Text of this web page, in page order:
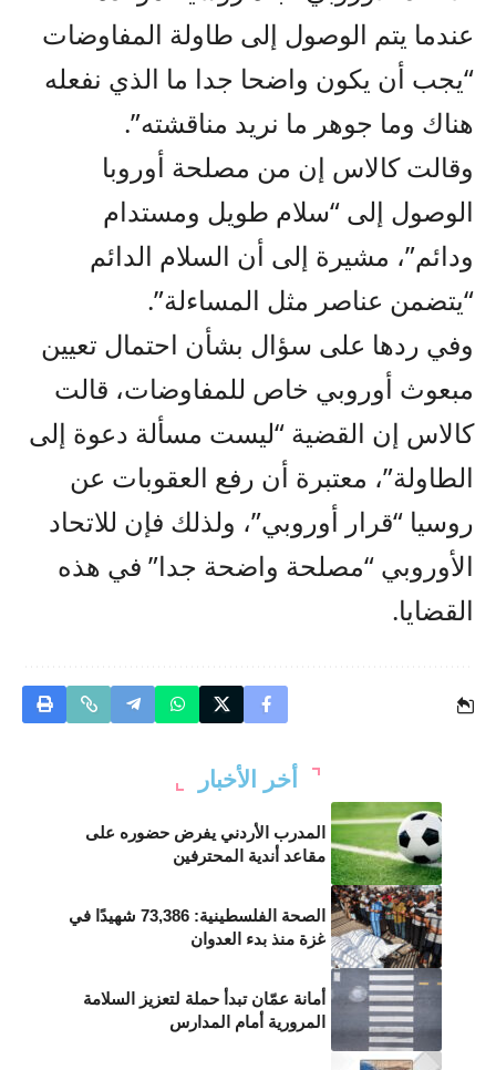
عندما يتم الوصول إلى طاولة المفاوضات
“يجب أن يكون واضحا جدا ما الذي نفعله
هناك وما جوهر ما نريد مناقشته”.
وقالت كالاس إن من مصلحة أوروبا
الوصول إلى “سلام طويل ومستدام
ودائم”، مشيرة إلى أن السلام الدائم
“يتضمن عناصر مثل المساءلة”.
وفي ردها على سؤال بشأن احتمال تعيين
مبعوث أوروبي خاص للمفاوضات، قالت
كالاس إن القضية “ليست مسألة دعوة إلى
الطاولة”، معتبرة أن رفع العقوبات عن
روسيا “قرار أوروبي”، ولذلك فإن للاتحاد
الأوروبي “مصلحة واضحة جدا” في هذه
القضايا.
أخر الأخبار
المدرب الأردني يفرض حضوره على
مقاعد أندية المحترفين
الصحة الفلسطينية: 73,386 شهيدًا في
غزة منذ بدء العدوان
أمانة عمّان تبدأ حملة لتعزيز السلامة
المرورية أمام المدارس